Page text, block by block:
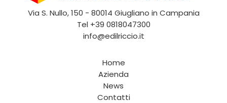
Via S. Nullo, 150 - 80014 Giugliano in Campania
Tel +39 0818047300
info@edilriccio.it
Home
Azienda
News
Contatti